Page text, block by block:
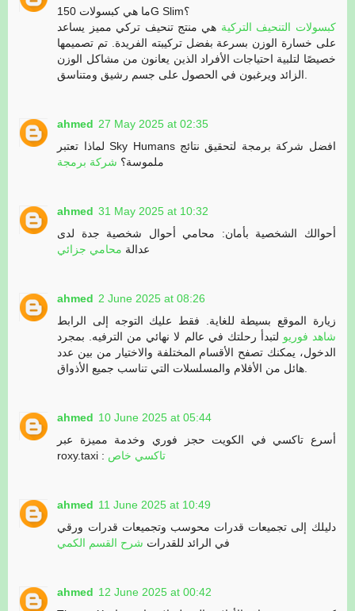
ما هي كبسولات 150G Slim؟
كبسولات التنحيف التركية هي منتج تنحيف تركي مميز يساعد
على خسارة الوزن بسرعة بفضل تركيبته الفريدة. تم تصميمها
خصيصًا لتلبية احتياجات الأفراد الذين يعانون من مشاكل الوزن
ahmed 27 May 2025 at 02:35
لماذا تعتبر Sky Humans افضل شركة برمجة لتحقيق نتائج
ملموسة؟ شركة برمجة
ahmed 31 May 2025 at 10:32
أحوالك الشخصية بأمان: محامي أحوال شخصية جدة لدى
عدالة محامي جزائي
ahmed 2 June 2025 at 08:26
زيارة الموقع بسيطة للغاية. فقط عليك التوجه إلى الرابط
شاهد فوريو لتبدأ رحلتك في عالم لا نهائي من الترفيه. بمجرد
الدخول، يمكنك تصفح الأقسام المختلفة والاختيار من بين عدد
ahmed 10 June 2025 at 05:44
أسرع تاكسي في الكويت حجز فوري وخدمة مميزة عبر
roxy.taxi : تاكسي خاص
ahmed 11 June 2025 at 10:49
دليلك إلى تجميعات قدرات محوسب وتجميعات قدرات ورقي
في الرائد للقدرات شرح القسم الكمي
ahmed 12 June 2025 at 00:42